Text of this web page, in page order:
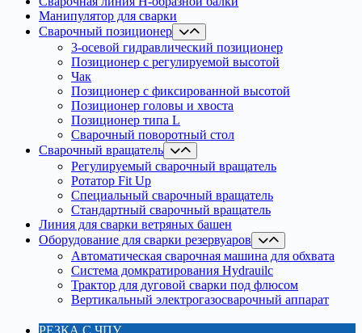
Манипулятор для сварки
Сварочный позиционер
3-осевой гидравлический позиционер
Позиционер с регулируемой высотой
Чак
Позиционер с фиксированной высотой
Позиционер головы и хвоста
Позиционер типа L
Сварочный поворотный стол
Сварочный вращатель
Регулируемый сварочный вращатель
Ротатор Fit Up
Специальный сварочный вращатель
Стандартный сварочный вращатель
Линия для сварки ветряных башен
Оборудование для сварки резервуаров
Автоматическая сварочная машина для обхвата
Система домкратирования Hydrauilc
Трактор для дуговой сварки под флюсом
Вертикальный электрогазосварочный аппарат
РЕЗКА С ЧПУ